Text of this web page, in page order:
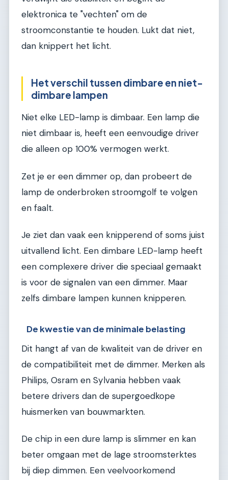
elektronica te "vechten" om de
stroomconstantie te houden. Lukt dat niet,
dan knippert het licht.
Het verschil tussen dimbare en niet-
dimbare lampen
Niet elke LED-lamp is dimbaar. Een lamp die
niet dimbaar is, heeft een eenvoudige driver
die alleen op 100% vermogen werkt.
Zet je er een dimmer op, dan probeert de
lamp de onderbroken stroomgolf te volgen
en faalt.
Je ziet dan vaak een knipperend of soms juist
uitvallend licht. Een dimbare LED-lamp heeft
een complexere driver die speciaal gemaakt
is voor de signalen van een dimmer. Maar
zelfs dimbare lampen kunnen knipperen.
De kwestie van de minimale belasting
Dit hangt af van de kwaliteit van de driver en
de compatibiliteit met de dimmer. Merken als
Philips, Osram en Sylvania hebben vaak
betere drivers dan de supergoedkope
huismerken van bouwmarkten.
De chip in een dure lamp is slimmer en kan
beter omgaan met de lage stroomsterktes
bij diep dimmen. Een veelvoorkomend